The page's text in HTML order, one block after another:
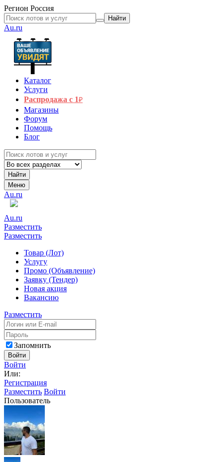
Регион Россия
Найти
Au.ru
Каталог
Услуги
Распродажа с 1₽
Магазины
Форум
Помощь
Блог
Найти
Меню
Au.ru
Au.ru
Разместить
Разместить
Товар (Лот)
Услугу
Промо (Объявление)
Заявку (Тендер)
Новая акция
Вакансию
Разместить
Запомнить
Войти
Войти
Или:
Регистрация
Разместить Войти
Пользователь